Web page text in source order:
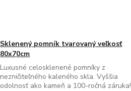
Sklenený pomník tvarovaný veľkosť
80x70cm
Luxusné celosklenené pomníky z
nezničiteľného kaleného skla. Vyššia
odolnosť ako kameň a 100-ročná záruka!